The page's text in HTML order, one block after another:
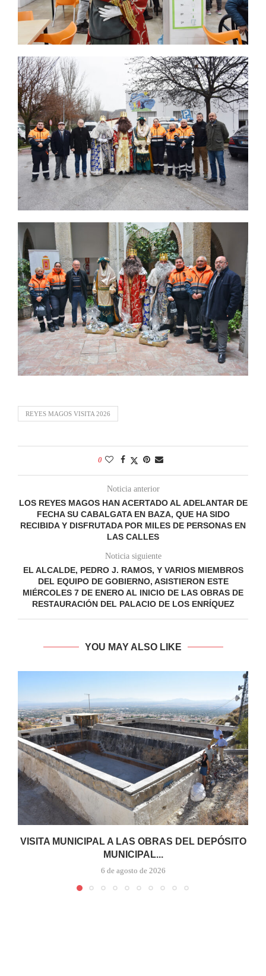
REYES MAGOS VISITA 2026
0
Noticia anterior
LOS REYES MAGOS HAN ACERTADO AL ADELANTAR DE
FECHA SU CABALGATA EN BAZA, QUE HA SIDO
RECIBIDA Y DISFRUTADA POR MILES DE PERSONAS EN
LAS CALLES
Noticia siguiente
EL ALCALDE, PEDRO J. RAMOS, Y VARIOS MIEMBROS
DEL EQUIPO DE GOBIERNO, ASISTIERON ESTE
MIÉRCOLES 7 DE ENERO AL INICIO DE LAS OBRAS DE
RESTAURACIÓN DEL PALACIO DE LOS ENRÍQUEZ
YOU MAY ALSO LIKE
VISITA MUNICIPAL A LAS OBRAS DEL DEPÓSITO
MUNICIPAL...
6 de agosto de 2026